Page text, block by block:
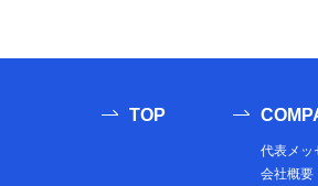
TOP
代表メッ
会社概要